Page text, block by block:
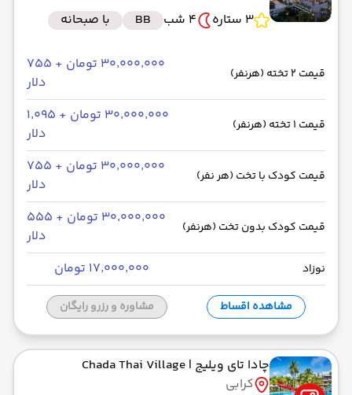
3 ستاره
4 شب BB با صبحانه
قیمت 2 تخته (هرنفر)
۳۰٬۰۰۰٬۰۰۰ تومان + ۷۵۵
دلار
قیمت 1 تخته (هرنفر)
۳۰٬۰۰۰٬۰۰۰ تومان + ۱٬۰۹۵
دلار
قیمت کودک با تخت (هر نفر)
۳۰٬۰۰۰٬۰۰۰ تومان + ۷۵۵
دلار
قیمت کودک بدون تخت (هرنفر)
۳۰٬۰۰۰٬۰۰۰ تومان + ۵۵۵
دلار
نوزاد ۱۷٬۰۰۰٬۰۰۰ تومان
مشاهده اقساط مشاوره و رزرو رایگان
چادا تای ویلیج | Chada Thai Village
کرابی